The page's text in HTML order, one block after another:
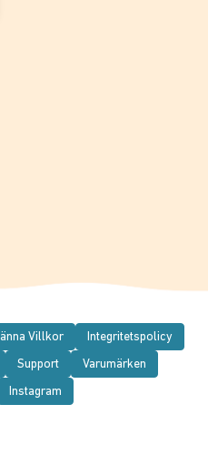
Villkor
Integritetspolicy
Support
Varumärken
Instagram